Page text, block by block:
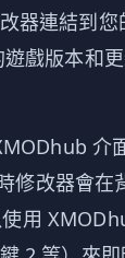
器連結到您
戲版本和
介
修改器會在
用